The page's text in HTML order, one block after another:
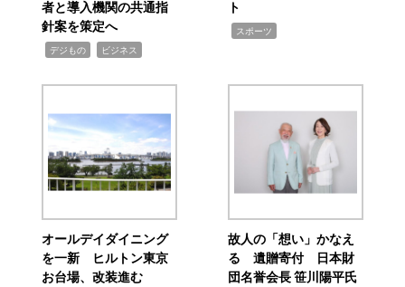
者と導入機関の共通指
針案を策定へ
デジもの ビジネス
ト
スポーツ
オールデイダイニング
を一新 ヒルトン東京
お台場、改装進む
故人の「想い」かなえ
る 遺贈寄付 日本財
団名誉会長 笹川陽平氏